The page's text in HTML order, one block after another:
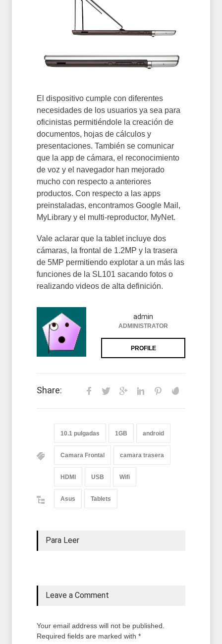
El dispositivo cumple con diferentes
necesidades de los usuarios ya sea para
oficinistas permitiéndole la creación de
documentos, hojas de cálculos y
presentaciones. También se comunicar
que la app de cámara, el reconocimiento
de voz y el navegador han mejorado
mucho con respecto a anteriores
productos. Con respecto a las apps
preinstaladas, encontramos Google Mail,
MyLibrary y el multi-reproductor, MyNet.
Vale aclarar que la tablet incluye dos
cámaras, la frontal de 1.2MP y la trasera
de 5MP permitiendo explotar a un más las
funciones de la SL101 sacando fotos o
realizando videos de alta definición.
admin
ADMINISTRATOR
PROFILE
Share:
10.1 pulgadas 1GB android
Camara Frontal camara trasera
HDMI USB Wifi
Asus Tablets
Para Leer
Leave a Comment
Your email address will not be published.
Required fields are marked with *